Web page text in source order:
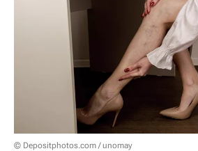
© Depositphotos.com / unomay